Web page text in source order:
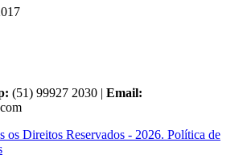
(51) 99927 2030 | Email:
Direitos Reservados - 2026. Política de